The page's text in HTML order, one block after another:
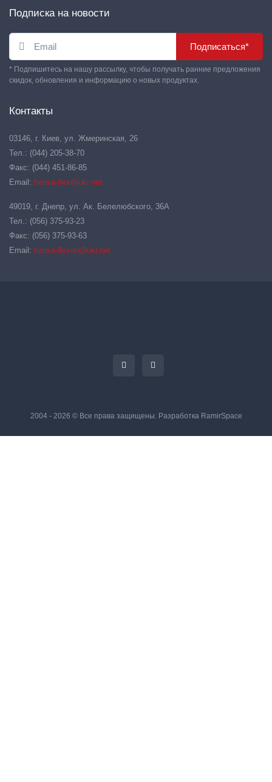
Подписка на новости
Подписаться*
* Подпишитесь на нашу рассылку, чтобы получать ранние предложения
скидок, обновления и информацию о новых продуктах.
Контакты
03146, г. Киев, ул. Жмеринская, 26
Тел.: (044) 205-38-70
Факс: (044) 451-86-85
Email: hansa-flex@ukr.net
49019, г. Днепр, ул. Ак. Белелюбского, 36А
Тел.: (056) 375-93-23
Факс: (056) 375-93-63
Email: hansa-flexdn@ukr.net
2004 - 2026 © Все права защищены. Разработка RamirSpace